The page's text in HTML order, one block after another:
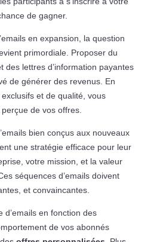
de gagner.
en expansion, la question
primordiale. Proposer du
des lettres d’information payantes
de générer des revenus. En
et de qualité, vous
de vos offres.
bien conçus aux nouveaux
une stratégie efficace pour leur
votre mission, et la valeur
séquences d’emails doivent
et convaincantes.
d’emails en fonction des
de vos abonnés